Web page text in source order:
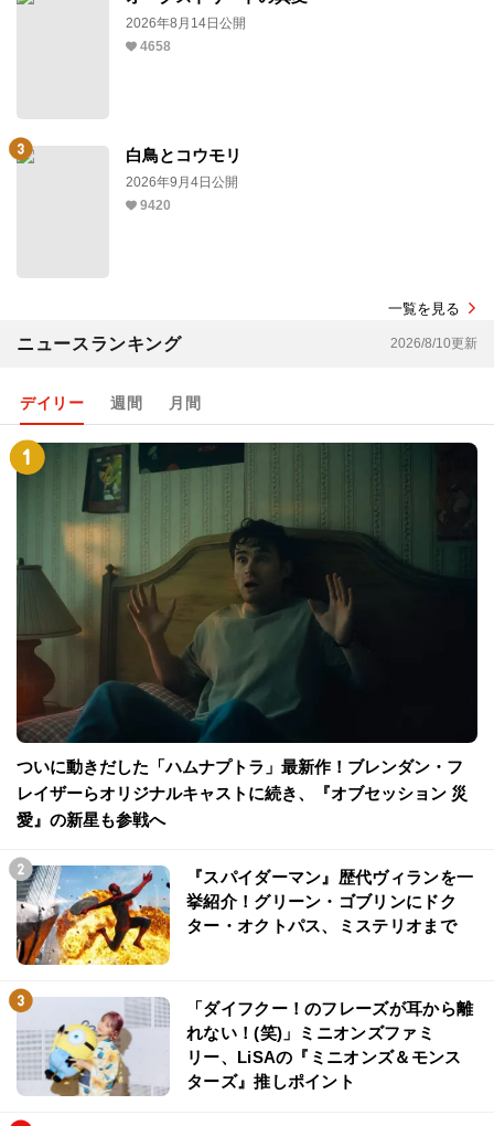
2026年8月14日公開
4658
白鳥とコウモリ
2026年9月4日公開
9420
一覧を見る
ニュースランキング 2026/8/10更新
デイリー 週間 月間
ついに動きだした「ハムナプトラ」最新作！ブレンダン・フ
レイザーらオリジナルキャストに続き、『オブセッション 災
愛』の新星も参戦へ
『スパイダーマン』歴代ヴィランを一
挙紹介！グリーン・ゴブリンにドク
ター・オクトパス、ミステリオまで
「ダイフクー！のフレーズが耳から離
れない！(笑)」ミニオンズファミ
リー、LiSAの『ミニオンズ＆モンス
ターズ』推しポイント